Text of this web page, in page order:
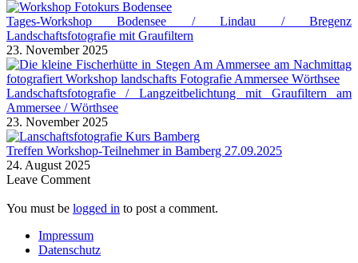
Tages-Workshop Bodensee / Lindau / Bregenz
Landschaftsfotografie mit Graufiltern
23. November 2025
Landschaftsfotografie / Langzeitbelichtung mit Graufiltern am
Ammersee / Wörthsee
23. November 2025
Treffen Workshop-Teilnehmer in Bamberg 27.09.2025
24. August 2025
Leave Comment
You must be logged in to post a comment.
Impressum
Datenschutz